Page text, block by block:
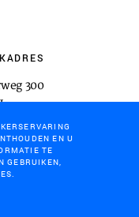
300
EN U
TE
GEBRUIKEN,